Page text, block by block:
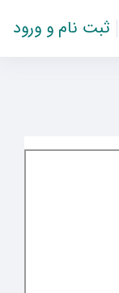
ثبت نام و ورود